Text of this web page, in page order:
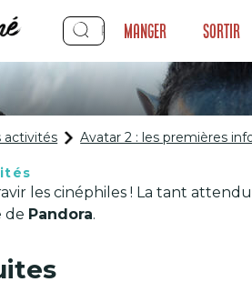
Manger Sortir
les
activités Avatar 2 : les premières
les cinéphiles ! La tant
de Pandora.